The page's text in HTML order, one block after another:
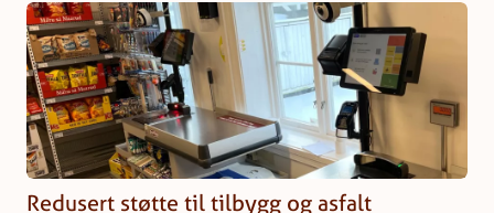
Redusert støtte til tilbygg og asfalt